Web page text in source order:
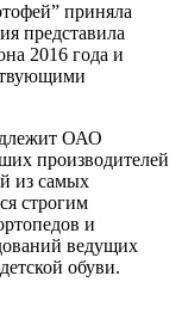
приняла
представила
2016 года и
ОАО
производителей
из самых
строгим
и
ведущих
обуви.